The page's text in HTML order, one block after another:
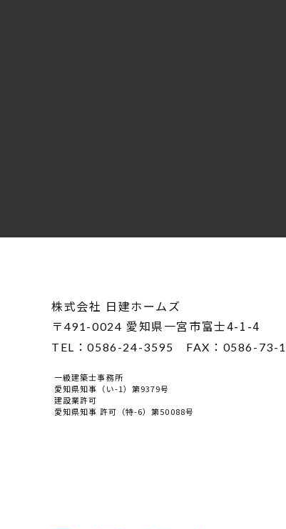
株式会社 日建ホームズ
〒 491-0024 愛知県一宮市富士4-1-4
TEL：0586-24-3595 FAX： 0586-73-
一級建築士事務所
愛知県知事（い-1）第9379号
建設業許可
愛知県知事 許可（特-6）第50088号